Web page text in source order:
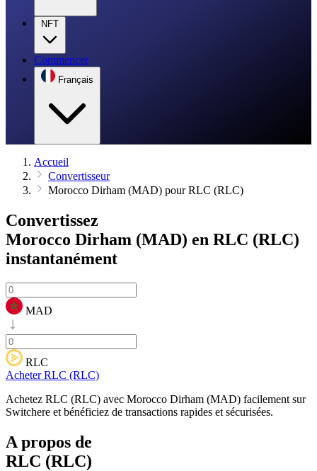
NFT
Commencer
Français
Accueil
Convertisseur
Morocco Dirham (MAD) pour RLC (RLC)
Convertissez
Morocco Dirham (MAD) en RLC (RLC)
instantanément
MAD
RLC
Acheter RLC (RLC)
Achetez RLC (RLC) avec Morocco Dirham (MAD) facilement sur
Switchere et bénéficiez de transactions rapides et sécurisées.
A propos de
RLC (RLC)